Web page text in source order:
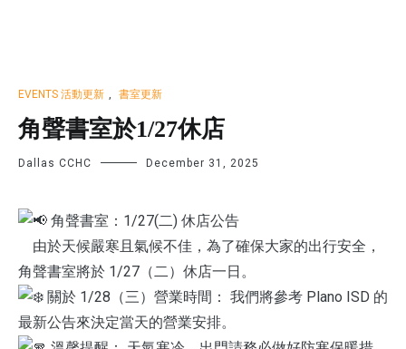
EVENTS 活動更新 , 書室更新
角聲書室於1/27休店
Dallas CCHC December 31, 2025
角聲書室：1/27(二) 休店公告
由於天候嚴寒且氣候不佳，為了確保大家的出行安全，
角聲書室將於 1/27（二）休店一日。
關於 1/28（三）營業時間： 我們將參考 Plano ISD 的
最新公告來決定當天的營業安排。